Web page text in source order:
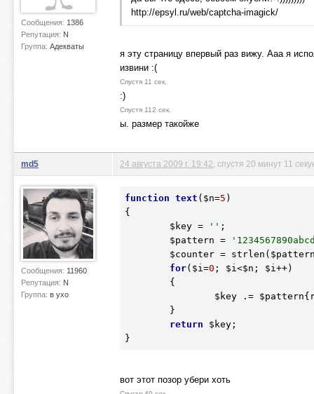
Сообщения: 1386
Репутация: N
Группа: Адекваты
http://epsyl.ru/web/captcha-imagick/
я эту страницу впервый раз вижу. Ааа я
извини :(
Спустя 11 сек.
:)
Спустя 112 сек.
ы. размер такойже
md5
Сообщения: 11960
Репутация: N
Группа: в ухо
24 августа 2009 г. 19:42 , спустя 20 минут 11
function text ( $n=5 )
{
$key = '' ;
$pattern =
$counter = strlen(
for( $i =0 ; $i <$n ; $i ++)
$key .= $pattern
return
$key;
}
вот этот позор убери хоть